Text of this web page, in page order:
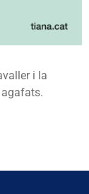
i la